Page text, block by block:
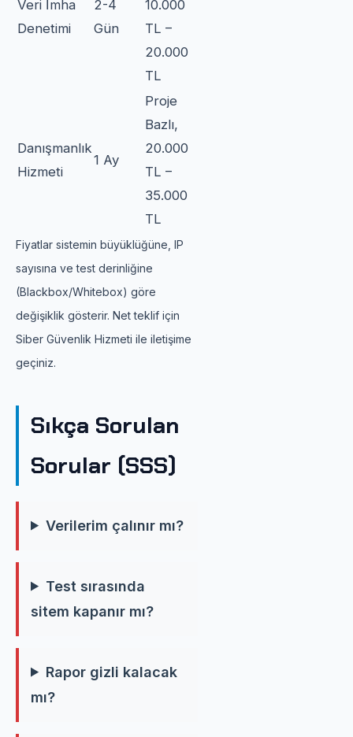
Veri İmha
Denetimi
2-4
Gün
10.000
TL –
20.000
TL
Danışmanlık
Hizmeti
1 Ay
Proje
Bazlı,
20.000
TL –
35.000
TL
Fiyatlar sistemin büyüklüğüne, IP
sayısına ve test derinliğine
(Blackbox/Whitebox) göre
değişiklik gösterir. Net teklif için
Siber Güvenlik Hizmeti ile iletişime
geçiniz.
Sıkça Sorulan
Sorular (SSS)
Verilerim çalınır mı?
Test sırasında
sitem kapanır mı?
Rapor gizli kalacak
mı?